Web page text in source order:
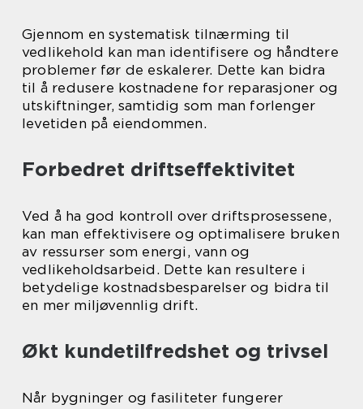
Gjennom en systematisk tilnærming til
vedlikehold kan man identifisere og håndtere
problemer før de eskalerer. Dette kan bidra
til å redusere kostnadene for reparasjoner og
utskiftninger, samtidig som man forlenger
levetiden på eiendommen.
Forbedret driftseffektivitet
Ved å ha god kontroll over driftsprosessene,
kan man effektivisere og optimalisere bruken
av ressurser som energi, vann og
vedlikeholdsarbeid. Dette kan resultere i
betydelige kostnadsbesparelser og bidra til
en mer miljøvennlig drift.
Økt kundetilfredshet og trivsel
Når bygninger og fasiliteter fungerer